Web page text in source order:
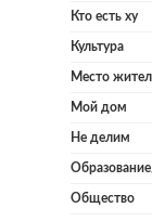
Кто есть ху
Культура
Место
Мой дом
Не делим
Общество